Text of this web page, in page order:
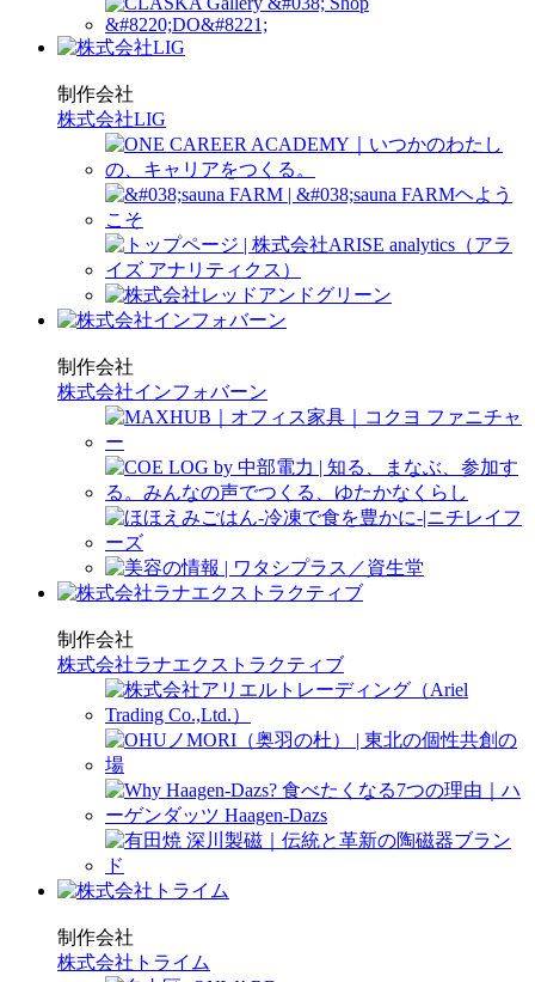
制作会社
株式会社LIG
制作会社
株式会社インフォバーン
制作会社
株式会社ラナエクストラクティブ
制作会社
株式会社トライム